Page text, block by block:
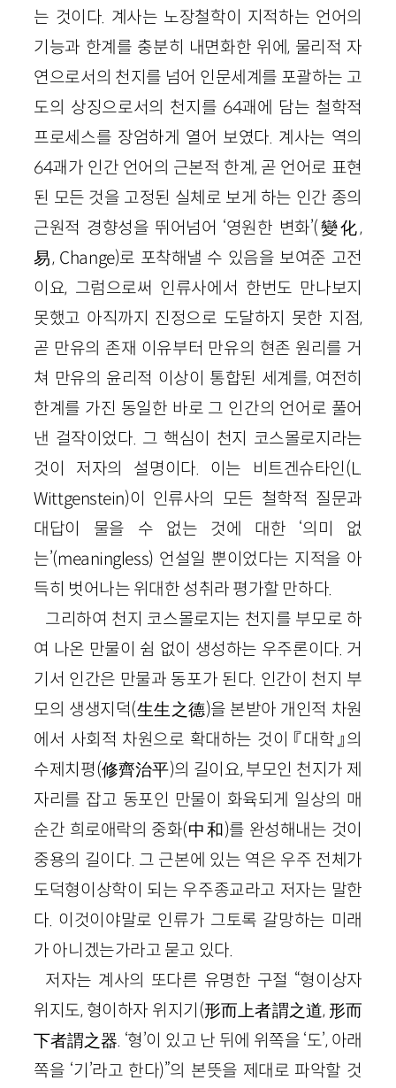
는 것이다. 계사는 노장철학이 지적하는 언어의
기능과 한계를 충분히 내면화한 위에, 물리적 자
연으로서의 천지를 넘어 인문세계를 포괄하는 고
도의 상징으로서의 천지를 64괘에 담는 철학적
프로세스를 장엄하게 열어 보였다. 계사는 역의
64괘가 인간 언어의 근본적 한계, 곧 언어로 표현
된 모든 것을 고정된 실체로 보게 하는 인간 종의
근원적 경향성을 뛰어넘어 ‘영원한 변화’(變化,
易, Change)로 포착해낼 수 있음을 보여준 고전
이요, 그럼으로써 인류사에서 한번도 만나보지
못했고 아직까지 진정으로 도달하지 못한 지점,
곧 만유의 존재 이유부터 만유의 현존 원리를 거
쳐 만유의 윤리적 이상이 통합된 세계를, 여전히
한계를 가진 동일한 바로 그 인간의 언어로 풀어
낸 걸작이었다. 그 핵심이 천지 코스몰로지라는
것이 저자의 설명이다. 이는 비트겐슈타인(L.
Wittgenstein)이 인류사의 모든 철학적 질문과
대답이 물을 수 없는 것에 대한 ‘의미 없
는’(meaningless) 언설일 뿐이었다는 지적을 아
득히 벗어나는 위대한 성취라 평가할 만하다.
그리하여 천지 코스몰로지는 천지를 부모로 하
여 나온 만물이 쉼 없이 생성하는 우주론이다. 거
기서 인간은 만물과 동포가 된다. 인간이 천지 부
모의 생생지덕(生生之德)을 본받아 개인적 차원
에서 사회적 차원으로 확대하는 것이 『대학』의
수제치평(修齊治平)의 길이요, 부모인 천지가 제
자리를 잡고 동포인 만물이 화육되게 일상의 매
순간 희로애락의 중화(中和)를 완성해내는 것이
중용의 길이다. 그 근본에 있는 역은 우주 전체가
도덕형이상학이 되는 우주종교라고 저자는 말한
다. 이것이야말로 인류가 그토록 갈망하는 미래
가 아니겠는가라고 묻고 있다.
저자는 계사의 또다른 유명한 구절 “형이상자
위지도, 형이하자 위지기(形而上者謂之道, 形而
下者謂之器. ‘형’이 있고 난 뒤에 위쪽을 ‘도’, 아래
쪽을 ‘기’라고 한다)”의 본뜻을 제대로 파악할 것